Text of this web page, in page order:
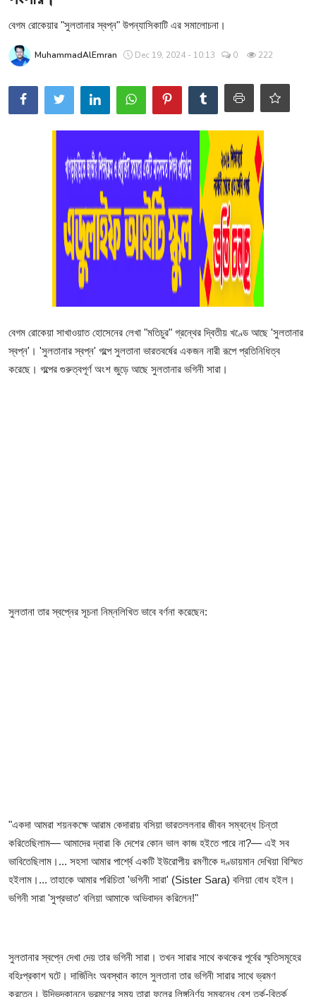
শিক্ষা
মতামত
ক্যারিয়ার
চাকরি
অন্যান্য
বেগম রোকেয়ার "সুলতানার স্বপ্ন" উপন্যাসিকাটি এর সমালোচনা।
MuhammadAlEmran Dec 19, 2024 - 10:13 0 222
বেগম রোকেয়া সাখাওয়াত হোসেনের লেখা "মতিচুর" গ্রন্থের দ্বিতীয় খণ্ডে আছে 'সুলতানার
স্বপ্ন'। 'সুলতানার স্বপ্ন' গল্পে সুলতানা ভারতবর্ষের একজন নারী রূপে প্রতিনিধিত্ব
করেছে। গল্পের গুরুত্বপূর্ণ অংশ জুড়ে আছে সুলতানার ভগিনী সারা।
সুলতানা তার স্বপ্নের সূচনা নিম্নলিখিত ভাবে বর্ণনা করেছেন:
"একদা আমরা শয়নকক্ষে আরাম কেদারায় বসিয়া ভারতললনার জীবন সম্বন্ধে চিন্তা
করিতেছিলাম— আমাদের দ্বারা কি দেশের কোন ভাল কাজ হইতে পারে না?— এই সব
ভাবিতেছিলাম।... সহসা আমার পার্শ্বে একটি ইউরোপীয় রমণীকে দণ্ডায়মান দেখিয়া বিস্মিত
হইলাম।... তাহাকে আমার পরিচিতা 'ভগিনী সারা' (Sister Sara) বলিয়া বোধ হইল।
ভগিনী সারা 'সুপ্রভাত' বলিয়া আমাকে অভিবাদন করিলেন!"
সুলতানার স্বপ্নে দেখা দেয় তার ভগিনী সারা। তখন সারার সাথে কথকের পূর্বের স্মৃতিসমূহের
বহিঃপ্রকাশ ঘটে। দার্জিলিং অবস্থান কালে সুলতানা তার ভগিনী সারার সাথে ভ্রমণ
করতেন। উদ্ভিদকাননে ভ্রমণের সময় তারা ফুলের লিঙ্গনির্ণয় সম্বন্ধে বেশ তর্ক-বিতর্ক